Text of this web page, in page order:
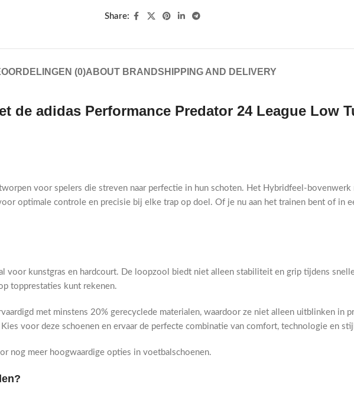
Share:
(0)ABOUT BRANDSHIPPING AND DELIVERY
de adidas Performance Predator 24 League Low
voor spelers die streven naar perfectie in hun schoten. Het Hybridfeel-
optimale controle en precisie bij elke trap op doel. Of je nu aan het trainen bent of in
voor kunstgras en hardcourt. De loopzool biedt niet alleen stabiliteit en grip tijdens
topprestaties kunt rekenen.
met minstens 20% gerecyclede materialen, waardoor ze niet alleen uitblinken in
voor deze schoenen en ervaar de perfecte combinatie van comfort, technologie en
nog meer hoogwaardige opties in voetbalschoenen.